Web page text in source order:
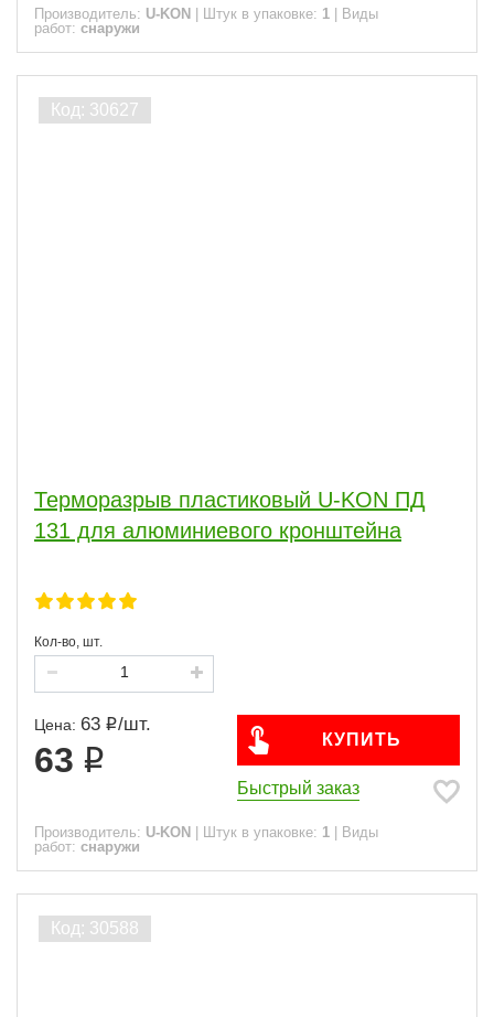
Производитель: U-KON Штук в упаковке: 1
Виды
работ: снаружи
Терморазрыв пластиковый U-KON ПД
131 для алюминиевого кронштейна
Кол-во, шт.
Цена: 63 /шт.
63
КУПИТЬ
Быстрый заказ
Производитель: U-KON Штук в упаковке: 1
Виды
работ: снаружи